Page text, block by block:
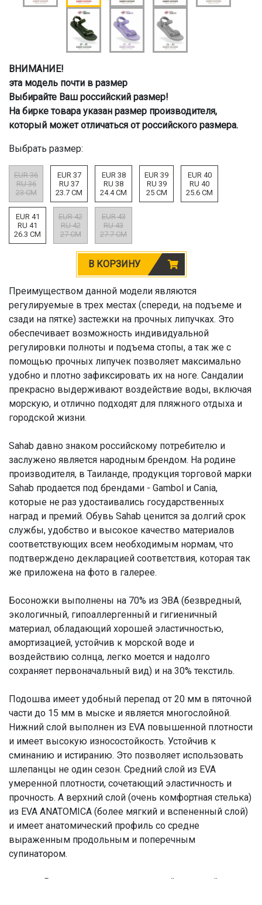
ВНИМАНИЕ!
эта модель почти в размер
Выбирайте Ваш российский размер!
На бирке товара указан размер производителя,
который может отличаться от российского размера.
Выбрать размер:
EUR 36
RU 36
23 CM
EUR 37
RU 37
23.7 CM
EUR 38
RU 38
24.4 CM
EUR 39
RU 39
25 CM
EUR 40
RU 40
25.6 CM
EUR 41
RU 41
26.3 CM
EUR 42
RU 42
27 CM
EUR 43
RU 43
27.7 CM
В КОРЗИНУ
Преимуществом данной модели являются
регулируемые в трех местах (спереди, на подъеме и
сзади на пятке) застежки на прочных липучках. Это
обеспечивает возможность индивидуальной
регулировки полноты и подъема стопы, а так же с
помощью прочных липучек позволяет максимально
удобно и плотно зафиксировать их на ноге. Сандалии
прекрасно выдерживают воздействие воды, включая
морскую, и отлично подходят для пляжного отдыха и
городской жизни.
Sahab давно знаком российскому потребителю и
заслужено является народным брендом. На родине
производителя, в Таиланде, продукция торговой марки
Sahab продается под брендами - Gambol и Cania,
которые не раз удостаивались государственных
наград и премий. Обувь Sahab ценится за долгий срок
службы, удобство и высокое качество материалов
соответствующих всем необходимым нормам, что
подтверждено декларацией соответствия, которая так
же приложена на фото в галерее.
Босоножки выполнены на 70% из ЭВА (безвредный,
экологичный, гипоаллергенный и гигиеничный
материал, обладающий хорошей эластичностью,
амортизацией, устойчив к морской воде и
воздействию солнца, легко моется и надолго
сохраняет первоначальный вид) и на 30% текстиль.
Подошва имеет удобный перепад от 20 мм в пяточной
части до 15 мм в мыске и является многослойной.
Нижний слой выполнен из EVA повышенной плотности
и имеет высокую износостойкость. Устойчив к
сминанию и истиранию. Это позволяет использовать
шлепанцы не один сезон. Средний слой из EVA
умеренной плотности, сочетающий эластичность и
прочность. А верхний слой (очень комфортная стелька)
из EVA ANATOMICA (более мягкий и вспененный слой)
и имеет анатомический профиль со средне
выраженным продольным и поперечным
супинатором.
Верх : регулируемые прочной липучкой